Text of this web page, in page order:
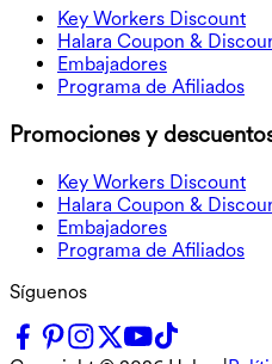
Key Workers Discount
Halara Coupon &
Embajadores
Programa de Afiliados
Promociones y
Key Workers Discount
Halara Coupon &
Embajadores
Programa de Afiliados
Síguenos